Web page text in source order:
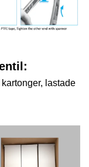
lastade